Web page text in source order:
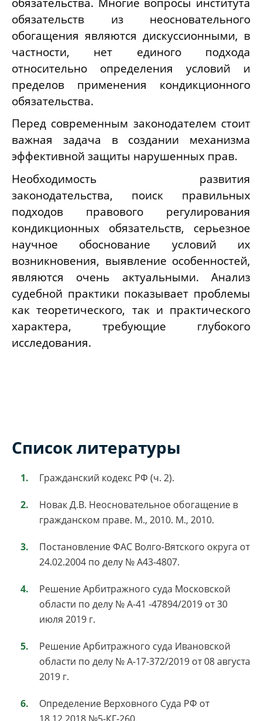
обязательств из неосновательного
обогащения являются дискуссионными, в
частности, нет единого подхода
относительно определения условий и
пределов применения кондикционного
обязательства.
Перед современным законодателем стоит
важная задача в создании механизма
эффективной защиты нарушенных прав.
Необходимость развития
законодательства, поиск правильных
подходов правового регулирования
кондикционных обязательств, серьезное
научное обоснование условий их
возникновения, выявление особенностей,
являются очень актуальными. Анализ
судебной практики показывает проблемы
как теоретического, так и практического
характера, требующие глубокого
исследования.
Список литературы
Гражданский кодекс РФ (ч. 2).
Новак Д.В. Неосновательное обогащение в
гражданском праве. М., 2010. M., 2010.
Постановление ФАС Волго-Вятского округа от
24.02.2004 по делу № А43-4807.
Решение Арбитражного суда Московской
области по делу № А-41 -47894/2019 от 30
июля 2019 г.
Решение Арбитражного суда Ивановской
области по делу № А-17-372/2019 от 08 августа
2019 г.
Определение Верховного Суда РФ от